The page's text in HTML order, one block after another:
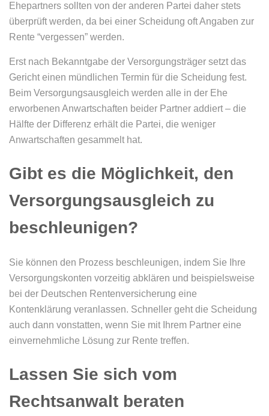
Ehepartners sollten von der anderen Partei daher stets
überprüft werden, da bei einer Scheidung oft Angaben zur
Rente “vergessen” werden.
Erst nach Bekanntgabe der Versorgungsträger setzt das
Gericht einen mündlichen Termin für die Scheidung fest.
Beim Versorgungsausgleich werden alle in der Ehe
erworbenen Anwartschaften beider Partner addiert – die
Hälfte der Differenz erhält die Partei, die weniger
Anwartschaften gesammelt hat.
Gibt es die Möglichkeit, den
Versorgungsausgleich zu
beschleunigen?
Sie können den Prozess beschleunigen, indem Sie Ihre
Versorgungskonten vorzeitig abklären und beispielsweise
bei der Deutschen Rentenversicherung eine
Kontenklärung veranlassen. Schneller geht die Scheidung
auch dann vonstatten, wenn Sie mit Ihrem Partner eine
einvernehmliche Lösung zur Rente treffen.
Lassen Sie sich vom
Rechtsanwalt beraten